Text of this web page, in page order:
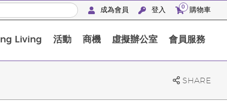
成為會員 登入 0 購物車
Living 活動 商機 虛擬辦公室 會員服務
SHARE